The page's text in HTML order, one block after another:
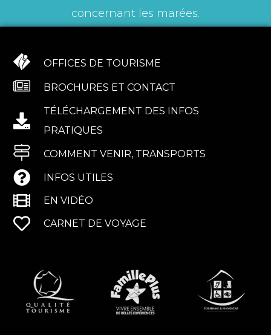
concernant les marées.
OFFICES DE TOURISME
BROCHURES ET CONTACT
TÉLÉCHARGEMENT DES INFOS
PRATIQUES
COMMENT VENIR, TRANSPORTS
INFOS UTILES
EN VIDÉO
CARNET DE VOYAGE